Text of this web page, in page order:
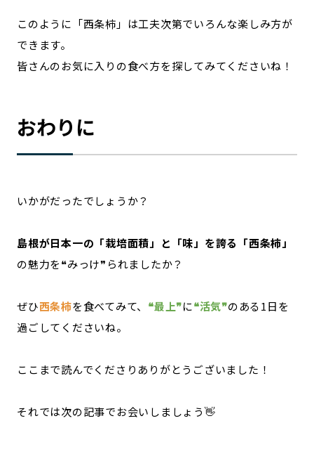
このように「西条柿」は工夫次第でいろんな楽しみ方が
できます。
皆さんのお気に入りの食べ方を探してみてくださいね！
おわりに
いかがだったでしょうか？
島根が日本一の「栽培面積」と「味」を誇る「西条柿」
の魅力を❝みっけ❞られましたか？
ぜひ西条柿を食べてみて、 ❝最上❞に❝活気❞のある1日を
過ごしてくださいね。
ここまで読んでくださりありがとうございました！
それでは次の記事でお会いしましょう👋